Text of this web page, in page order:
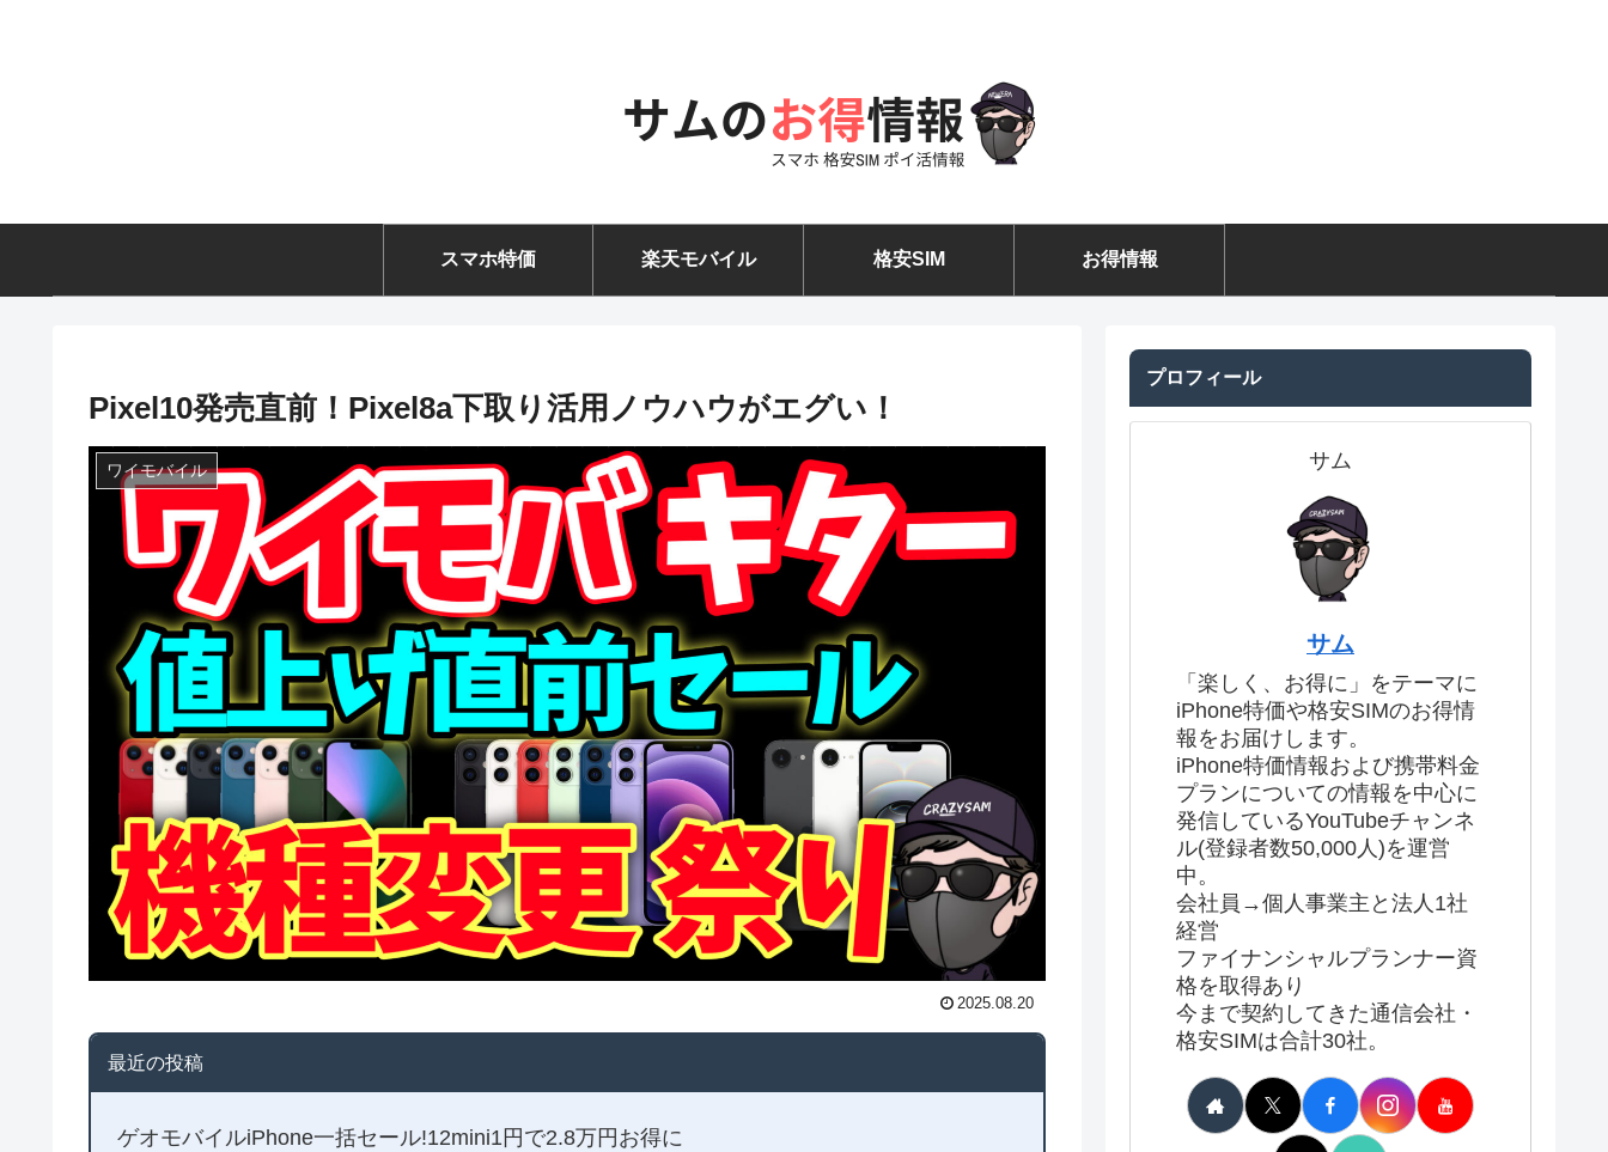
スマホ特価 楽天モバイル 格安SIM お得情報
Pixel10発売直前！Pixel8a下取り活用ノウハウがエグい！
ワイモバイル
2025.08.20
最近の投稿
ゲオモバイルiPhone一括セール!12mini1円で2.8万円お得に
プロフィール
サム
サム
「楽しく、お得に」をテーマに
iPhone特価や格安SIMのお得情
報をお届けします。
iPhone特価情報および携帯料金
プランについての情報を中心に
発信しているYouTubeチャンネ
ル(登録者数50,000人)を運営
中。
会社員→個人事業主と法人1社
経営
ファイナンシャルプランナー資
格を取得あり
今まで契約してきた通信会社・
格安SIMは合計30社。